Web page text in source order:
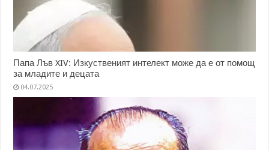
Папа Лъв XIV: Изкуственият интелект може да е от помощ
за младите и децата
04.07.2025